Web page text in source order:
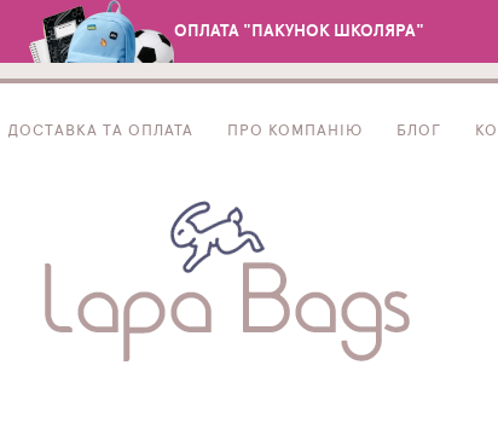
ОПЛАТА "ПАКУНОК ШКОЛЯРА"
ДОСТАВКА ТА ОПЛАТА ПРО КОМПАНІЮ БЛОГ